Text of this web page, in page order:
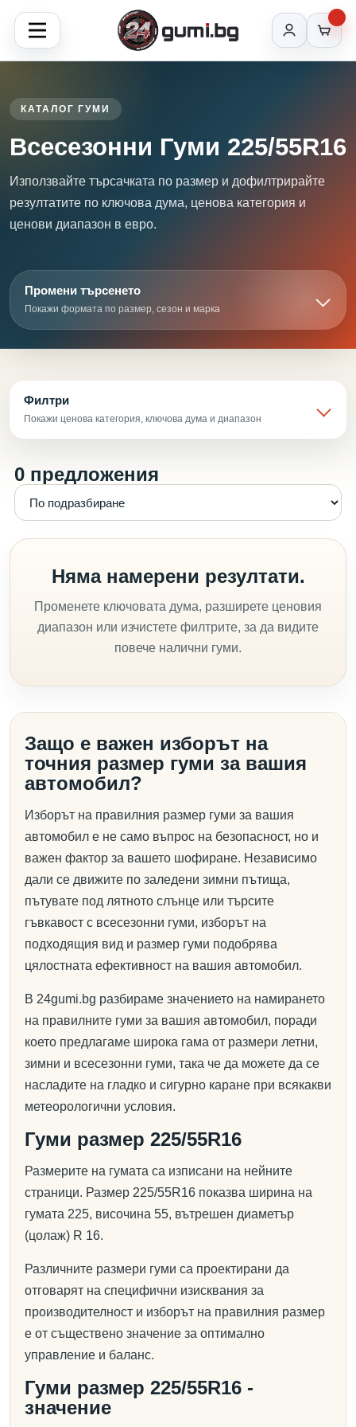
КАТАЛОГ ГУМИ
Всесезонни Гуми 225/55R16
Използвайте търсачката по размер и дофилтрирайте
резултатите по ключова дума, ценова категория и
ценови диапазон в евро.
Промени търсенето
Покажи формата по размер, сезон и марка
Филтри
Покажи ценова категория, ключова дума и диапазон
0 предложения
Няма намерени резултати.
Променете ключовата дума, разширете ценовия
диапазон или изчистете филтрите, за да видите
повече налични гуми.
Защо е важен изборът на
точния размер гуми за вашия
автомобил?
Изборът на правилния размер гуми за вашия
автомобил е не само въпрос на безопасност, но и
важен фактор за вашето шофиране. Независимо
дали се движите по заледени зимни пътища,
пътувате под лятното слънце или търсите
гъвкавост с всесезонни гуми, изборът на
подходящия вид и размер гуми подобрява
цялостната ефективност на вашия автомобил.
В 24gumi.bg разбираме значението на намирането
на правилните гуми за вашия автомобил, поради
което предлагаме широка гама от размери летни,
зимни и всесезонни гуми, така че да можете да се
насладите на гладко и сигурно каране при всякакви
метеорологични условия.
Гуми размер 225/55R16
Размерите на гумата са изписани на нейните
страници. Размер 225/55R16 показва ширина на
гумата 225, височина 55, вътрешен диаметър
(цолаж) R 16.
Различните размери гуми са проектирани да
отговарят на специфични изисквания за
производителност и изборът на правилния размер
е от съществено значение за оптимално
управление и баланс.
Гуми размер 225/55R16 -
значение